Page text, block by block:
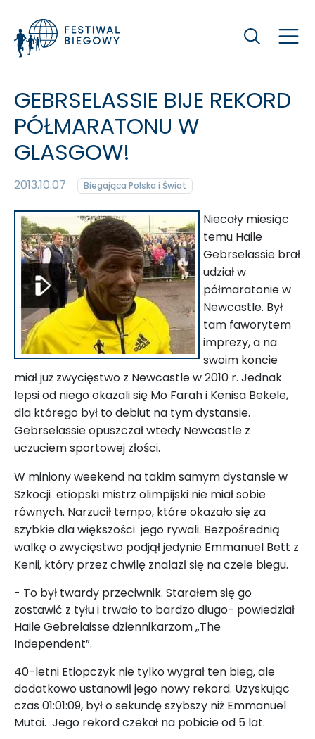
Szukaj
GEBRSELASSIE BIJE REKORD
PÓŁMARATONU W
GLASGOW!
2013.10.07 Biegająca Polska i Świat
Niecały miesiąc
temu Haile
Gebrselassie brał
udział w
półmaratonie w
Newcastle. Był
tam faworytem
imprezy, a na
swoim koncie
miał już zwycięstwo z Newcastle w 2010 r. Jednak
lepsi od niego okazali się Mo Farah i Kenisa Bekele,
dla którego był to debiut na tym dystansie.
Gebrselassie opuszczał wtedy Newcastle z
uczuciem sportowej złości.
W miniony weekend na takim samym dystansie w
Szkocji etiopski mistrz olimpijski nie miał sobie
równych. Narzucił tempo, które okazało się za
szybkie dla większości jego rywali. Bezpośrednią
walkę o zwycięstwo podjął jedynie Emmanuel Bett z
Kenii, który przez chwilę znalazł się na czele biegu.
- To był twardy przeciwnik. Starałem się go
zostawić z tyłu i trwało to bardzo długo- powiedział
Haile Gebrelaisse dziennikarzom „The
Independent”.
40-letni Etiopczyk nie tylko wygrał ten bieg, ale
dodatkowo ustanowił jego nowy rekord. Uzyskując
czas 01:01:09, był o sekundę szybszy niż Emmanuel
Mutai. Jego rekord czekał na pobicie od 5 lat.